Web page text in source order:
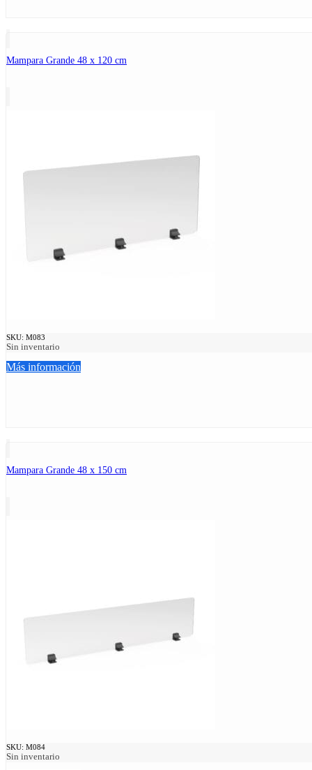
Mampara Grande 48 x 120 cm
SKU: M083
Sin inventario
Más información
Mampara Grande 48 x 150 cm
SKU: M084
Sin inventario